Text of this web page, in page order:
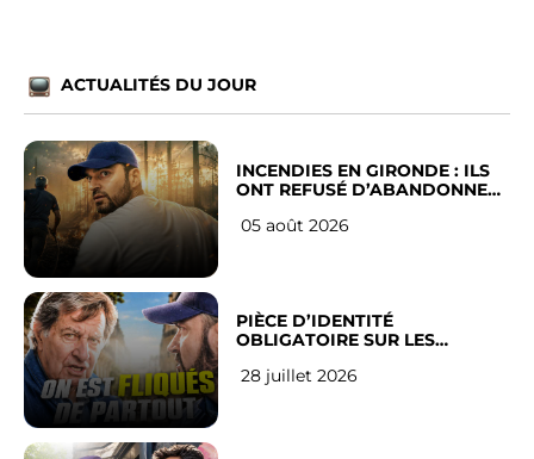
ACTUALITÉS DU JOUR
INCENDIES EN GIRONDE : ILS
ONT REFUSÉ D’ABANDONNER
05 août 2026
PIÈCE D’IDENTITÉ
OBLIGATOIRE SUR LES
Français
28 juillet 2026